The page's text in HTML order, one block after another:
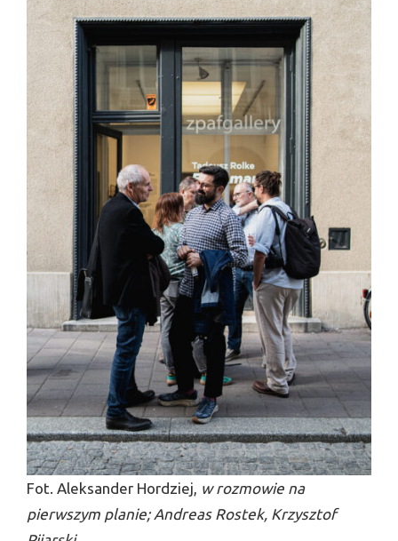
Fot. Aleksander Hordziej, w rozmowie na
pierwszym planie; Andreas Rostek, Krzysztof